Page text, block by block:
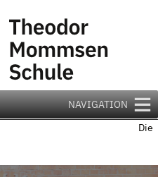
NAVIGATION